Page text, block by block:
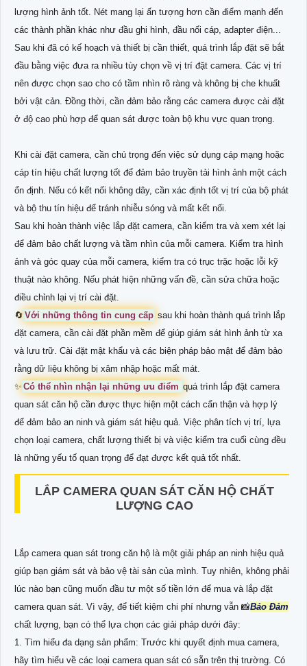
lượng hình ảnh tốt. Nét mang lại ấn tượng hơn cần điểm mạnh đến
các thành phần khác như đầu ghi hình, đầu nối cáp, adapter điện...
Sau khi đã có kế hoạch và thiết bị cần thiết, quá trình lắp đặt sẽ bắt
đầu bằng việc đưa ra nhiều tùy chọn về vị trí đặt camera. Các vị trí
nên được chọn sao cho có tầm nhìn rõ ràng và không bị che khuất
bởi vật cản. Đồng thời, cần đảm bảo rằng các camera được cài đặt
ở độ cao phù hợp để quan sát được toàn bộ khu vực quan trọng.
Khi cài đặt camera, cần chú trọng đến việc sử dụng cáp mạng hoặc
cáp tín hiệu chất lượng tốt để đảm bảo truyền tải hình ảnh một cách
ổn định. Nếu có kết nối không dây, cần xác định tốt vị trí của bộ phát
và bộ thu tín hiệu để tránh nhiễu sóng và mất kết nối.
Sau khi hoàn thành việc lắp đặt camera, cần kiểm tra và xem xét lại
để đảm bảo chất lượng và tầm nhìn của mỗi camera. Kiểm tra hình
ảnh và góc quay của mỗi camera, kiểm tra có trục trặc hoặc lỗi kỹ
thuật nào không. Nếu phát hiện những vấn đề, cần sửa chữa hoặc
điều chỉnh lại vị trí cài đặt.
🔄 Với những thông tin cung cấp sau khi hoàn thành quá trình lắp
đặt camera, cần cài đặt phần mềm để giúp giám sát hình ảnh từ xa
và lưu trữ. Cài đặt mật khẩu và các biện pháp bảo mật để đảm bảo
rằng dữ liệu không bị xâm nhập hoặc mất mát.
✨ Có thể nhìn nhận lại những ưu điểm quá trình lắp đặt camera
quan sát căn hộ cần được thực hiện một cách cẩn thận và hợp lý
để đảm bảo an ninh và giám sát hiệu quả. Việc phân tích vị trí, lựa
chọn loại camera, chất lượng thiết bị và việc kiểm tra cuối cùng đều
là những yếu tố quan trọng để đạt được kết quả tốt nhất.
LẮP CAMERA QUAN SÁT CĂN HỘ CHẤT
LƯỢNG CAO
Lắp camera quan sát trong căn hộ là một giải pháp an ninh hiệu quả
giúp bạn giám sát và bảo vệ tài sản của mình. Tuy nhiên, không phải
lúc nào bạn cũng muốn đầu tư một số tiền lớn để mua và lắp đặt
camera quan sát. Vì vậy, để tiết kiệm chi phí nhưng vẫn 📸Bảo Đảm
chất lượng, bạn có thể lựa chọn các giải pháp dưới đây:
1. Tìm hiểu đa dạng sản phẩm: Trước khi quyết định mua camera,
hãy tìm hiểu về các loại camera quan sát có sẵn trên thị trường. Có